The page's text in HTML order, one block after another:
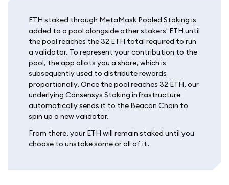
ETH staked through MetaMask Pooled Staking is
added to a pool alongside other stakers' ETH until
the pool reaches the 32 ETH total required to run
a validator. To represent your contribution to the
pool, the app allots you a share, which is
subsequently used to distribute rewards
proportionally. Once the pool reaches 32 ETH, our
underlying Consensys Staking infrastructure
automatically sends it to the Beacon Chain to
spin up a new validator.
From there, your ETH will remain staked until you
choose to unstake some or all of it.